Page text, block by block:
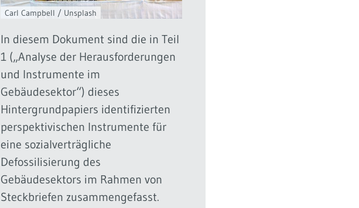
Carl Campbell / Unsplash
In diesem Dokument sind die in Teil
1 („Analyse der Herausforderungen
und Instrumente im
Gebäudesektor“) dieses
Hintergrundpapiers identifizierten
perspektivischen Instrumente für
eine sozialverträgliche
Defossilisierung des
Gebäudesektors im Rahmen von
Steckbriefen zusammengefasst.